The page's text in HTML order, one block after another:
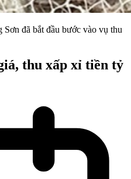
đã bắt đầu bước vào vụ thu
thu xấp xỉ tiền tỷ